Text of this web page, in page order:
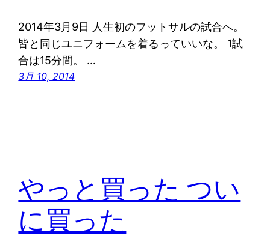
2014年3月9日 人生初のフットサルの試合へ。
皆と同じユニフォームを着るっていいな。 1試
合は15分間。 …
3月 10, 2014
やっと買った つい
に買った